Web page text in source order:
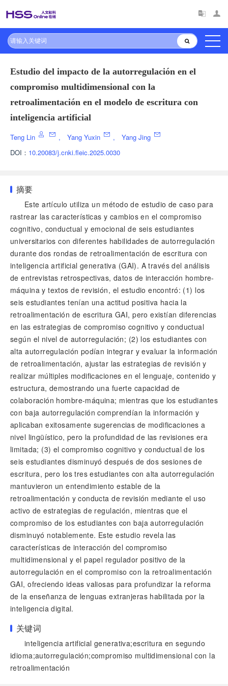
Estudio del impacto de la autorregulación en el
compromiso multidimensional con la
retroalimentación en el modelo de escritura con
inteligencia artificial
Teng Lin , Yang Yuxin ,
Yang Jing
DOI： 10.20083/j.cnki.fleic.2025.0030
摘要
Este artículo utiliza un método de estudio de caso para
rastrear las características y cambios en el compromiso
cognitivo, conductual y emocional de seis estudiantes
universitarios con diferentes habilidades de autorregulación
durante dos rondas de retroalimentación de escritura con
inteligencia artificial generativa (GAI). A través del análisis
de entrevistas retrospectivas, datos de interacción hombre-
máquina y textos de revisión, el estudio encontró: (1) los
seis estudiantes tenían una actitud positiva hacia la
retroalimentación de escritura GAI, pero existían diferencias
en las estrategias de compromiso cognitivo y conductual
según el nivel de autorregulación; (2) los estudiantes con
alta autorregulación podían integrar y evaluar la información
de retroalimentación, ajustar las estrategias de revisión y
realizar múltiples modificaciones en el lenguaje, contenido y
estructura, demostrando una fuerte capacidad de
colaboración hombre-máquina; mientras que los estudiantes
con baja autorregulación comprendían la información y
aplicaban exitosamente sugerencias de modificaciones a
nivel lingüístico, pero la profundidad de las revisiones era
limitada; (3) el compromiso cognitivo y conductual de los
seis estudiantes disminuyó después de dos sesiones de
escritura, pero los tres estudiantes con alta autorregulación
mantuvieron un entendimiento estable de la
retroalimentación y conducta de revisión mediante el uso
activo de estrategias de regulación, mientras que el
compromiso de los estudiantes con baja autorregulación
disminuyó notablemente. Este estudio revela las
características de interacción del compromiso
multidimensional y el papel regulador positivo de la
autorregulación en el compromiso con la retroalimentación
GAI, ofreciendo ideas valiosas para profundizar la reforma
de la enseñanza de lenguas extranjeras habilitada por la
inteligencia digital.
关键词
inteligencia artificial generativa;escritura en segundo
idioma;autorregulación;compromiso multidimensional con la
retroalimentación